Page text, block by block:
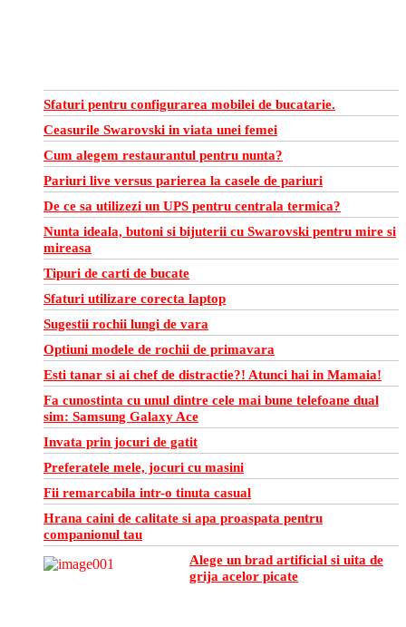
Sfaturi pentru configurarea mobilei de bucatarie.
Ceasurile Swarovski in viata unei femei
Cum alegem restaurantul pentru nunta?
Pariuri live versus parierea la casele de pariuri
De ce sa utilizezi un UPS pentru centrala termica?
Nunta ideala, butoni si bijuterii cu Swarovski pentru mire si
mireasa
Tipuri de carti de bucate
Sfaturi utilizare corecta laptop
Sugestii rochii lungi de vara
Optiuni modele de rochii de primavara
Esti tanar si ai chef de distractie?! Atunci hai in Mamaia!
Fa cunostinta cu unul dintre cele mai bune telefoane dual
sim: Samsung Galaxy Ace
Invata prin jocuri de gatit
Preferatele mele, jocuri cu masini
Fii remarcabila intr-o tinuta casual
Hrana caini de calitate si apa proaspata pentru
companionul tau
Alege un brad artificial si uita de
grija acelor picate